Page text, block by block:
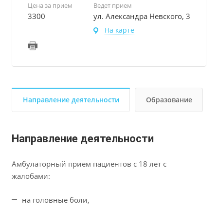
Цена за прием
3300
Ведет прием
ул. Александра Невского, 3
На карте
Направление деятельности Образование
Направление деятельности
Амбулаторный прием пациентов с 18 лет с
жалобами:
на головные боли,